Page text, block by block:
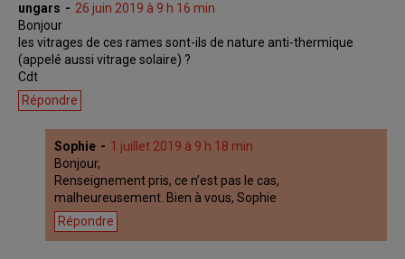
ungars
26 juin 2019 à 9 h 16 min
Bonjour
les vitrages de ces rames sont-ils de nature anti-thermique
(appelé aussi vitrage solaire) ?
Cdt
Répondre
Sophie
1 juillet 2019 à 9 h 18 min
Bonjour,
Renseignement pris, ce n’est pas le cas,
malheureusement. Bien à vous, Sophie
Répondre